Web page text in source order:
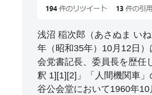
浅沼 稲次郎（あさぬま い
年（昭和35年）10月12日
会党書記長、委員長を歴任
釈 1][1][2]」「人間機関車
谷公会堂において1960年